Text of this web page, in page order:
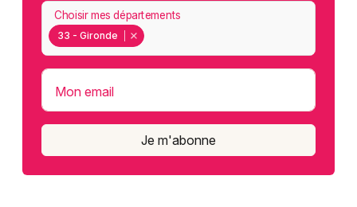
33 - Gironde
Choisir mes départements
Mon email
Je m'abonne